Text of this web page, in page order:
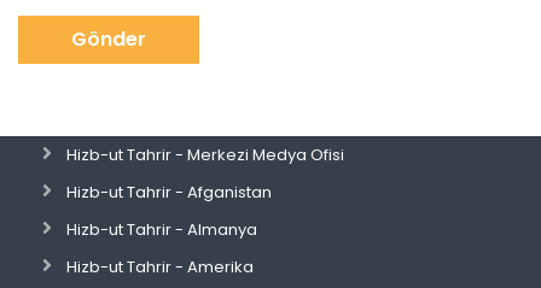
Gönder
Hizb-ut Tahrir - Merkezi Medya Ofisi
Hizb-ut Tahrir - Afganistan
Hizb-ut Tahrir - Almanya
Hizb-ut Tahrir - Amerika